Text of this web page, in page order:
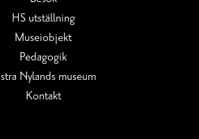
HS utställning
Museiobjekt
Pedagogik
Nylands museum
Kontakt